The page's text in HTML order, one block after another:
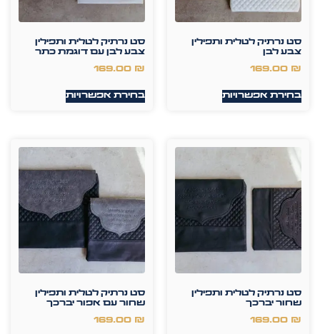
סט נרתיק לטלית ותפילין
צבע לבן
169.00 ₪
בחירת אפשרויות
סט נרתיק לטלית ותפילין
צבע לבן עם דוגמת כתר
169.00 ₪
בחירת אפשרויות
סט נרתיק לטלית ותפילין
שחור יברכך
169.00 ₪
סט נרתיק לטלית ותפילין
שחור עם אפור יברכך
169.00 ₪